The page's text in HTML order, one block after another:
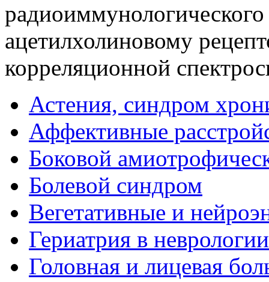
ацетилхолиновому
корреляционной
Астения, синдром
Аффективные
Боковой
Болевой синдром
Вегетативные и
Гериатрия в неврологии
Головная и лицевая